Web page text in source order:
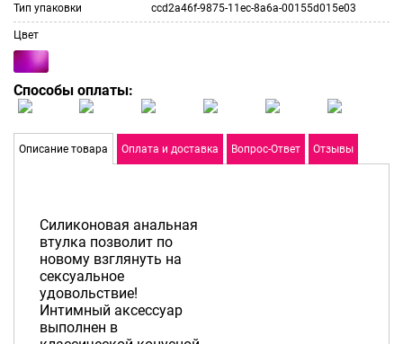
Тип упаковки ccd2a46f-9875-11ec-8a6a-00155d015e03
Цвет
Способы оплаты:
Описание товара Оплата и доставка Вопрос-Ответ Отзывы
Силиконовая анальная
втулка позволит по
новому взглянуть на
сексуальное
удовольствие!
Интимный аксессуар
выполнен в